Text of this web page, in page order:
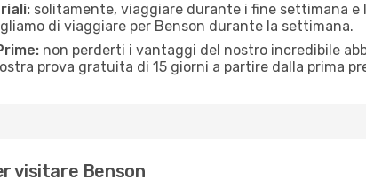
solitamente, viaggiare durante i fine settimana
di viaggiare per Benson durante la settimana.
non perderti i vantaggi del nostro incredibile
prova gratuita di 15 giorni a partire dalla prima
visitare Benson